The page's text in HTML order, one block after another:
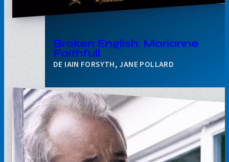
Broken English: Marianne
Faithfull
IAIN FORSYTH, JANE POLLARD